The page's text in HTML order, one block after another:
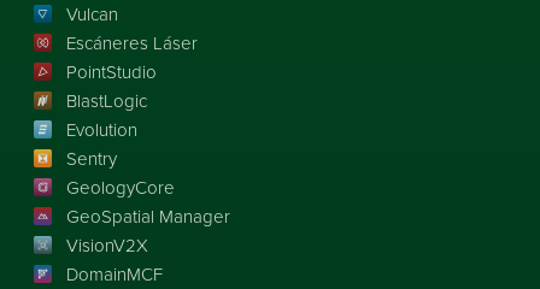
Vulcan
Escáneres Láser
PointStudio
BlastLogic
Evolution
Sentry
GeologyCore
GeoSpatial Manager
VisionV2X
DomainMCF